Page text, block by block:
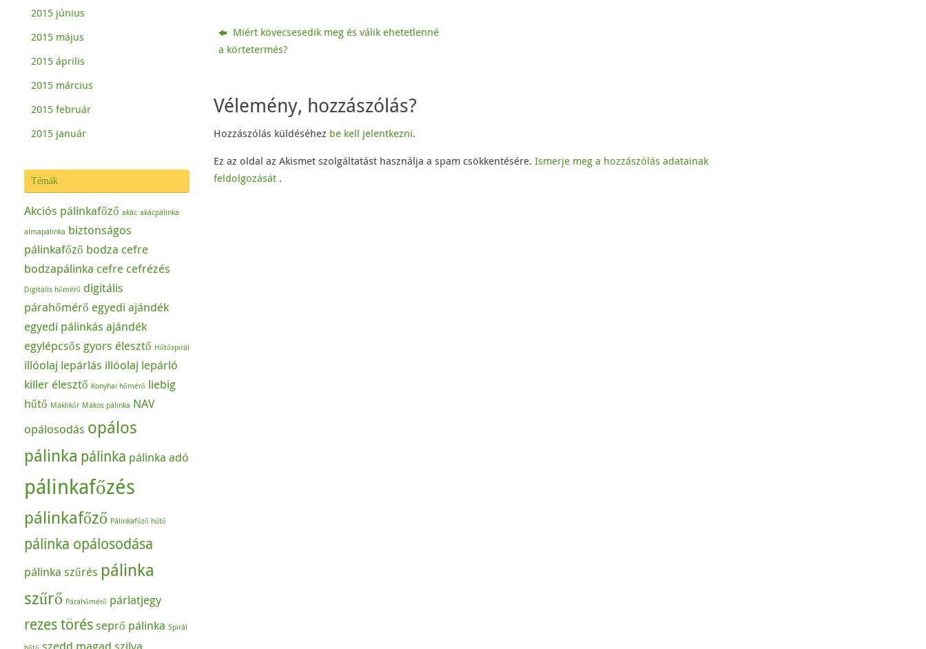
O
n
n
w
d
o
w
)
e
n
o
o
O
n
s
i
n
Miért kövecsesedik meg és válik ehetetlenné
a körtetermés?
Vélemény, hozzászólás?
Hozzászólás küldéséhez be kell jelentkezni.
Ez az oldal az Akismet szolgáltatást használja a spam csökkentésére. Ismerje meg a hozzászólás adatainak
feldolgozását .
2015 június
2015 május
2015 április
2015 március
2015 február
2015 január
Témák
Akciós pálinkafőző akác akácpálinka
almapálinka biztonságos
pálinkafőző bodza cefre
bodzapálinka cefre cefrézés
Digitális hőmérő digitális
párahőmérő egyedi ajándék
egyedi pálinkás ajándék
egylépcsős gyors élesztő Hűtőspirál
illóolaj lepárlás illóolaj lepárló
killer élesztő Konyhai hőmérő liebig
hűtő Máklikőr Mákos pálinka NAV
opálosodás opálos
pálinka pálinka pálinka adó
pálinkafőzés
pálinkafőző Pálinkafőző hűtő
pálinka opálosodása
pálinka szűrés pálinka
szűrő Párahőmérő párlatjegy
rezes törésseprő pálinka Spirál